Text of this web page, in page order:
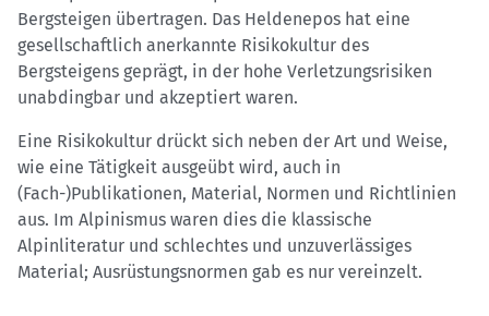
Bergsteigen übertragen. Das Heldenepos hat eine
gesellschaftlich anerkannte Risikokultur des
Bergsteigens geprägt, in der hohe Verletzungsrisiken
unabdingbar und akzeptiert waren.
Eine Risikokultur drückt sich neben der Art und Weise,
wie eine Tätigkeit ausgeübt wird, auch in
(Fach-)Publikationen, Material, Normen und Richtlinien
aus. Im Alpinismus waren dies die klassische
Alpinliteratur und schlechtes und unzuverlässiges
Material; Ausrüstungsnormen gab es nur vereinzelt.